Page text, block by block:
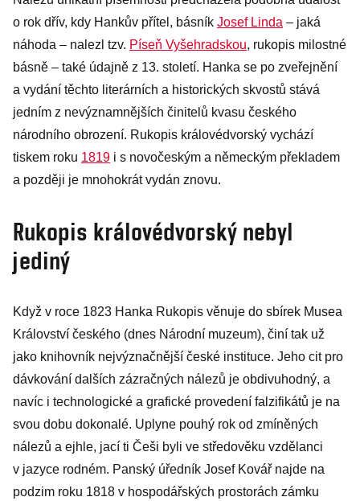
o rok dřív, kdy Hankův přítel, básník Josef Linda – jaká
náhoda – nalezl tzv. Píseň Vyšehradskou, rukopis milostné
básně – také údajně z 13. století. Hanka se po zveřejnění
a vydání těchto literárních a historických skvostů stává
jedním z nevýznamnějších činitelů kvasu českého
národního obrození. Rukopis královédvorský vychází
tiskem roku 1819 i s novočeským a německým překladem
a později je mnohokrát vydán znovu.
Rukopis královédvorský nebyl
jediný
Když v roce 1823 Hanka Rukopis věnuje do sbírek Musea
Království českého (dnes Národní muzeum), činí tak už
jako knihovník nejvýznačnější české instituce. Jeho cit pro
dávkování dalších zázračných nálezů je obdivuhodný, a
navíc i technologické a grafické provedení falzifikátů je na
svou dobu dokonalé. Uplyne pouhý rok od zmíněných
nálezů a ejhle, jací ti Češi byli ve středověku vzdělanci
v jazyce rodném. Panský úředník Josef Kovář najde na
podzim roku 1818 v hospodářských prostorách zámku